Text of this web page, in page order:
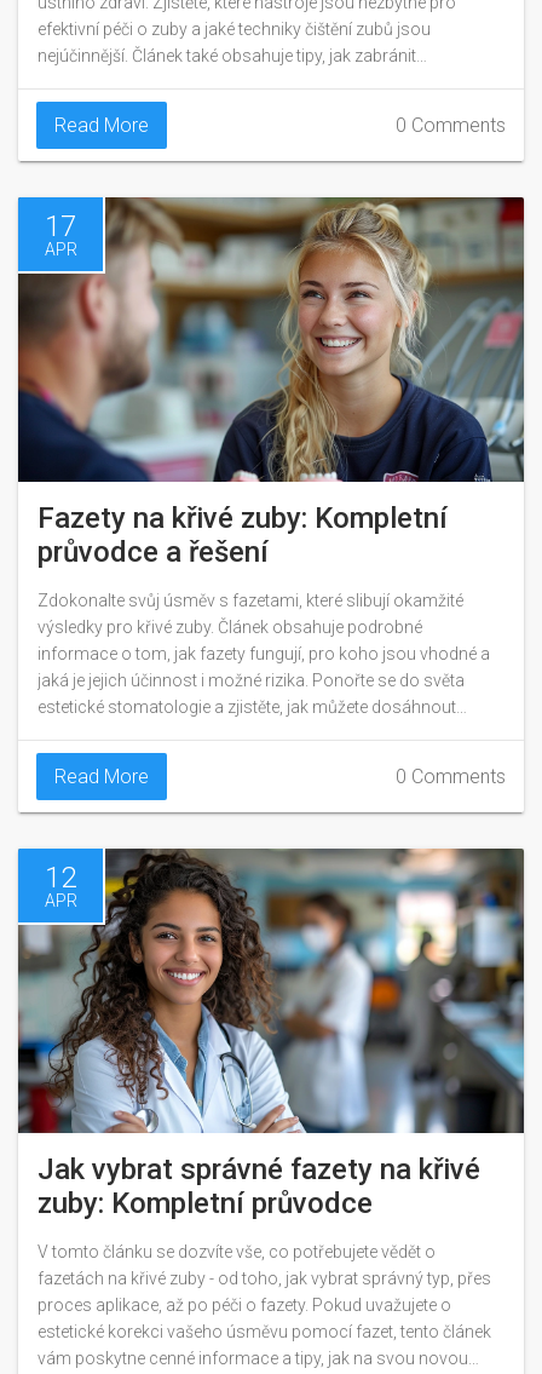
efektivní péči o zuby a jaké techniky čištění zubů jsou
nejúčinnější. Článek také obsahuje tipy, jak zabránit
návštěva u zubního hygienisty tak důležitá.
Read More 0 Comments
17
APR
Fazety na křivé zuby: Kompletní
průvodce a řešení
Zdokonalte svůj úsměv s fazetami, které slibují okamžité
výsledky pro křivé zuby. Článek obsahuje podrobné
informace o tom, jak fazety fungují, pro koho jsou vhodné a
jaká je jejich účinnost i možné rizika. Ponořte se do světa
estetické stomatologie a zjistěte, jak můžete dosáhnout
a bolestivých procedur.
Read More 0 Comments
12
APR
Jak vybrat správné fazety na křivé
zuby: Kompletní průvodce
V tomto článku se dozvíte vše, co potřebujete vědět o
fazetách na křivé zuby - od toho, jak vybrat správný typ, přes
proces aplikace, až po péči o fazety. Pokud uvažujete o
estetické korekci vašeho úsměvu pomocí fazet, tento článek
vám poskytne cenné informace a tipy, jak na svou novou